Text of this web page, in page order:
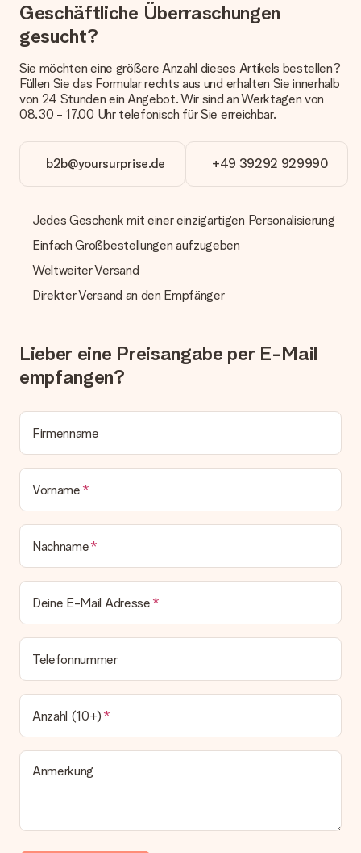
Welche Lieferoptionen stehen zur Verfügung?
Derzeit können wir (noch) keine verschiedenen Lieferoptionen
Päckchen versendet. Möchtest du wissen, ob es als Paket
oder Päckchen geliefert wird, kontaktiere bitte unseren
Kundenservice.
Wie kann ich meine Bestellung bezahlen?
Wir bieten die folgenden Zahlungsoptionen an: Vorauskasse
mit normaler Überweisung, Sofortüberweisung, Paypal,
manuellen Überweisung verlängert sich die Lieferzeit des
Geschenks jedoch um 3 Werktage.
Geschenk empfangen
Was, wenn das Geschenk meine Erwartungen nicht
kontaktieren. Dort wird dir umgehend ein passender
Lösungsvorschlag unterbreitet.
Alle Lieferungen erfolgen ohne Rechnung und/oder
Lieferschein. Die Rechnung zu deiner Bestellung erhältst du
Geschenk also direkt beim Empfänger liefern lassen und es
bleibt eine echte Überraschung!
Geschäftliche Überraschungen
gesucht?
Sie möchten eine größere Anzahl dieses Artikels bestellen?
Füllen Sie das Formular rechts aus und erhalten Sie innerhalb
von 24 Stunden ein Angebot. Wir sind an Werktagen von
08.30 - 17.00 Uhr telefonisch für Sie erreichbar.
b2b@yoursurprise.de +49 39292 929990
Jedes Geschenk mit einer einzigartigen Personalisierung
Einfach Großbestellungen aufzugeben
Weltweiter Versand
Direkter Versand an den Empfänger
Lieber eine Preisangabe per E-Mail
empfangen?
Firmenname
Vorname
Nachname
Deine E-Mail Adresse
Telefonnummer
Anzahl (10+)
Anmerkung